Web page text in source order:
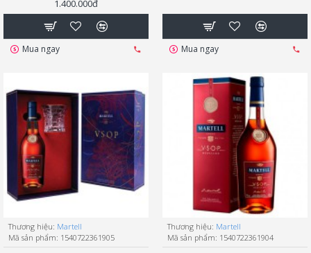
1.400.000đ
Mua ngay Mua ngay
Thương hiệu: Martell
Mã sản phẩm: 1540722361905
Thương hiệu: Martell
Mã sản phẩm: 1540722361904